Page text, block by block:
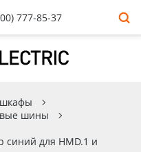
777-85-37
шины
синий для НМD.1 и